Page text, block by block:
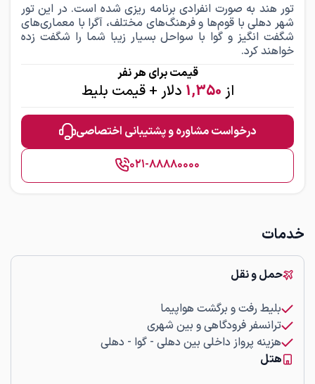
تور هند به صورت انفرادیبرنامه ریزی شده است. در این تور
شهر دهلی با قوم‌ها و فرهنگ‌های مختلف، آگرا با معماری‌های
شگفت انگیز و گوا با سواحل بسیار زیبا شما را شگفت زده
خواهند کرد.
قیمت برای هر نفر
از 1,350 دلار + قیمت بلیط
درخواست مشاوره و پشتیبانی اختصاصی
۰۲۱-۸۸۸۸۰۰۰۰
خدمات
حمل و نقل
بلیط رفت و برگشت هواپیما
ترانسفر فرودگاهی و بین شهری
هزینه پرواز داخلی بین دهلی - گوا - دهلی
هتل